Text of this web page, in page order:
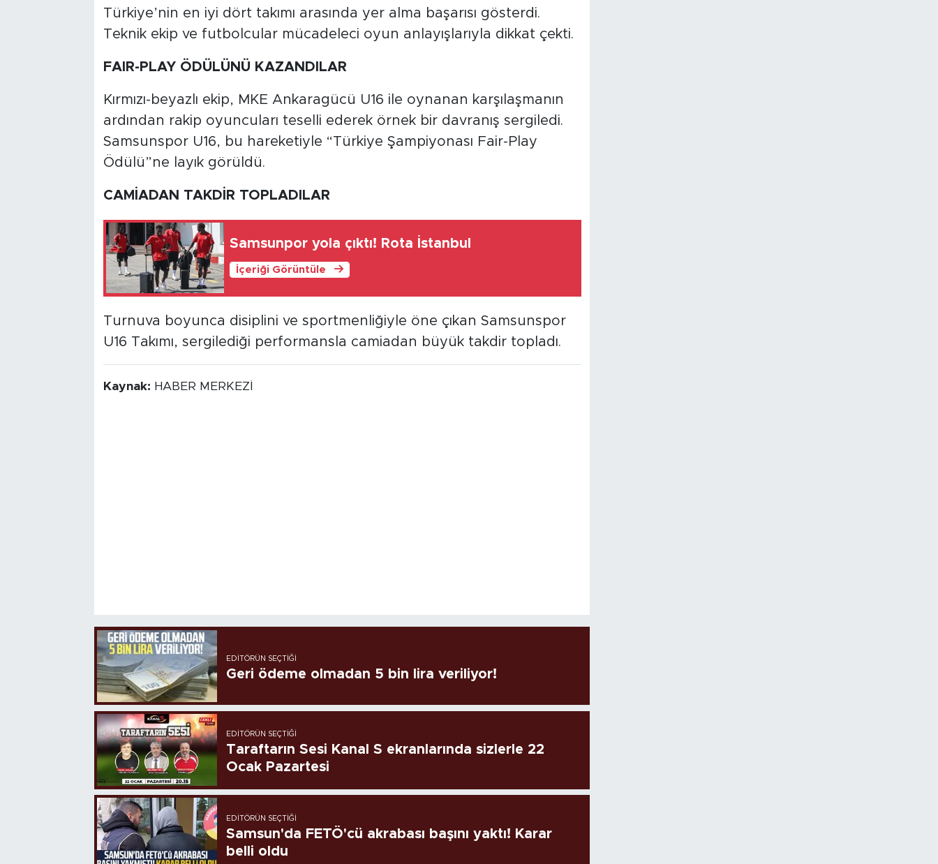
Türkiye’nin en iyi dört takımı arasında yer alma başarısı gösterdi.
Teknik ekip ve futbolcular mücadeleci oyun anlayışlarıyla dikkat çekti.
FAIR-PLAY ÖDÜLÜNÜ KAZANDILAR
Kırmızı-beyazlı ekip, MKE Ankaragücü U16 ile oynanan karşılaşmanın
ardından rakip oyuncuları teselli ederek örnek bir davranış sergiledi.
Samsunspor U16, bu hareketiyle “Türkiye Şampiyonası Fair-Play
Ödülü”ne layık görüldü.
CAMİADAN TAKDİR TOPLADILAR
Samsunpor yola çıktı! Rota İstanbul
İçeriği Görüntüle
Turnuva boyunca disiplini ve sportmenliğiyle öne çıkan Samsunspor
U16 Takımı, sergilediği performansla camiadan büyük takdir topladı.
Kaynak: HABER MERKEZİ
EDITÖRÜN SEÇTIĞI
Geri ödeme olmadan 5 bin lira veriliyor!
EDITÖRÜN SEÇTIĞI
Taraftarın Sesi Kanal S ekranlarında sizlerle 22
Ocak Pazartesi
EDITÖRÜN SEÇTIĞI
Samsun'da FETÖ'cü akrabası başını yaktı! Karar
belli oldu